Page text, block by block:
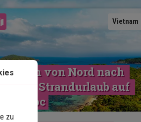
Vietnam
Karte ansehen
von Nord nach
mit Strandurlaub auf
Phu Quoc
zu